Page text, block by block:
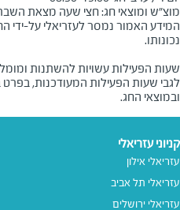
מוצ"ש ומוצאי חג: חצי שעה מצאת השבת/
המידע האמור נמסר לעזריאלי על-ידי
שעות הפעילות עשויות להשתנות
לגבי שעות הפעילות המעודכנות,
ובמוצאי החג.
קניוני עזריאלי
עזריאלי אילון
עזריאלי תל אביב
עזריאלי ירושלים